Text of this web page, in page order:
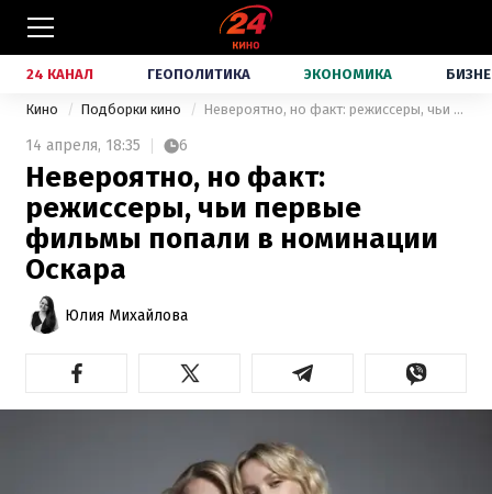
24 КАНАЛ ГЕОПОЛИТИКА ЭКОНОМИКА
Кино Подборки кино Невероятно, но факт: режиссеры, чьи первые фильмы попали в номинации Оскара
14 апреля, 18:35 6
Невероятно, но факт:
режиссеры, чьи первые
фильмы попали в номинации
Оскара
Юлия Михайлова